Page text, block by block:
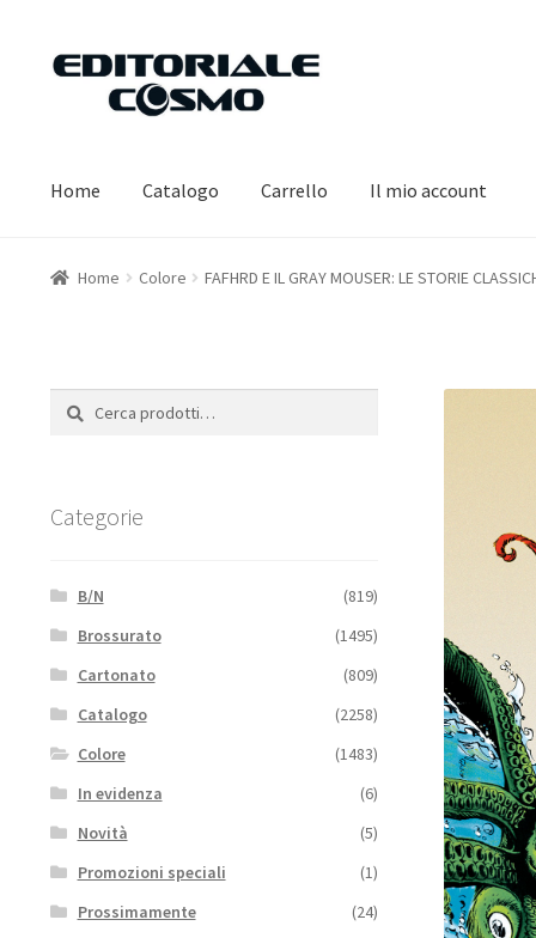
Vai
navigazione
Vai
Home Catalogo Carrello Il mio account
Home Colore FAFHRD E IL GRAY MOUSER: LE STORIE
Cerca:
Cerca
Categorie
B/N
(819)
Brossurato
(1495)
Cartonato
(809)
Catalogo
(2258)
Colore
(1483)
In evidenza
(6)
Novità
(5)
Promozioni speciali
(1)
Prossimamente
(24)